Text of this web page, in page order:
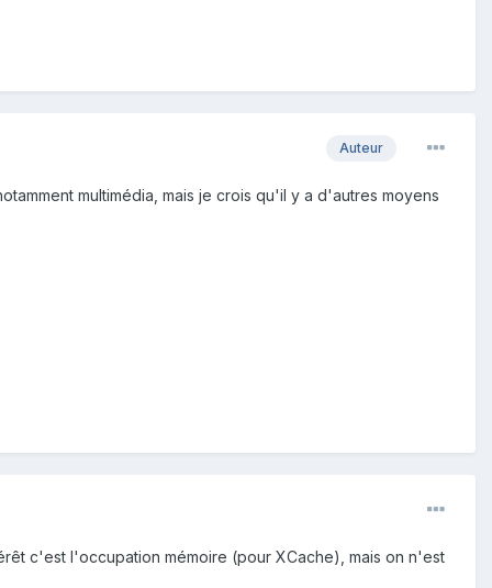
Auteur
multimédia, mais je crois qu'il y a d'autres moyens
c'est l'occupation mémoire (pour XCache), mais on n'est